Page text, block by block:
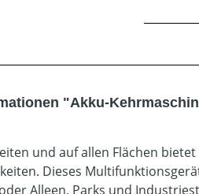
"Akku-
und auf allen Flächen
Dieses
Alleen, Parks und